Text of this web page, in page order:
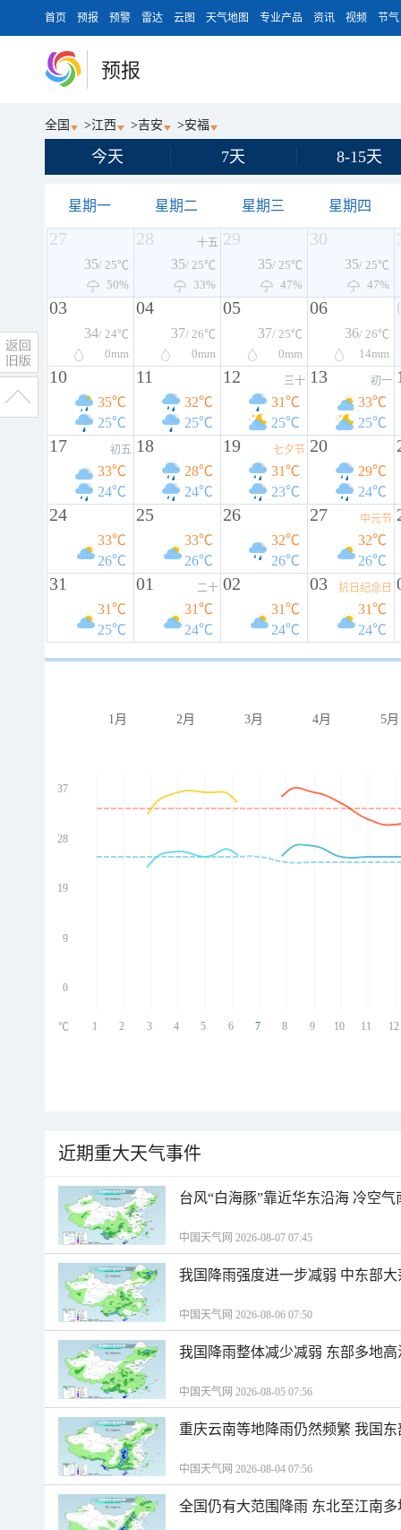
首页 预报 预警 雷达 云图 天气地图 专业产品 资讯 视频 节气
预报
全国 >江西 >吉安 >安福
今天 7天 8-15天
星期一 星期二 星期三 星期四
27
35/ 25℃
50%
28 十五
35/ 25℃
33%
29
35/ 25℃
47%
30
35/ 25℃
47%
03
34/ 24℃
0mm
04
37/ 26℃
0mm
05
37/ 25℃
0mm
06
36/ 26℃
14mm
10
35℃
25℃
11
32℃
25℃
12 三十
31℃
25℃
13 初一
33℃
25℃
17 初五
33℃
24℃
18
28℃
24℃
19 七夕节
31℃
23℃
20
29℃
24℃
24
33℃
26℃
25
33℃
26℃
26
32℃
26℃
27 中元节
32℃
26℃
31
31℃
25℃
01 二十
31℃
24℃
02
31℃
24℃
03 抗日纪念日
31℃
24℃
1月 2月 3月 4月 5月
37
28
19
9
0
1 2 3 4 5 6 7 8 9 10 11 12
℃
近期重大天气事件
台风“白海豚”靠近华东沿海 冷空
中国天气网 2026-08-07 07:45
我国降雨强度进一步减弱 中东部
中国天气网 2026-08-06 07:50
我国降雨整体减少减弱 东部多地
中国天气网 2026-08-05 07:56
重庆云南等地降雨仍然频繁 我国
中国天气网 2026-08-04 07:56
全国仍有大范围降雨 东北至江南